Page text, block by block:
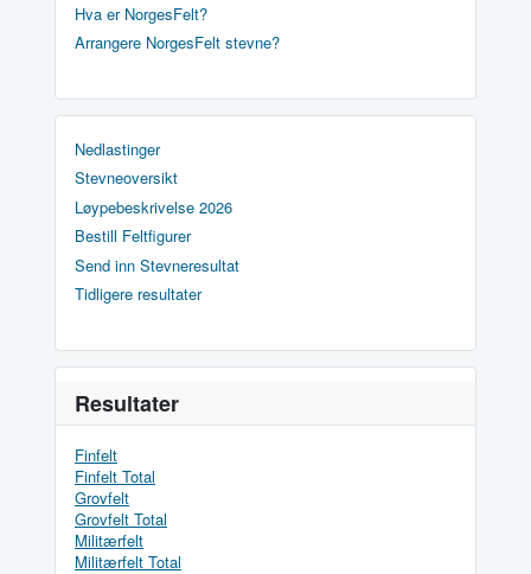
Hva er NorgesFelt?
Arrangere NorgesFelt stevne?
Nedlastinger
Stevneoversikt
Løypebeskrivelse 2026
Bestill Feltfigurer
Send inn Stevneresultat
Tidligere resultater
Resultater
Finfelt
Finfelt Total
Grovfelt
Grovfelt Total
Militærfelt
Militærfelt Total